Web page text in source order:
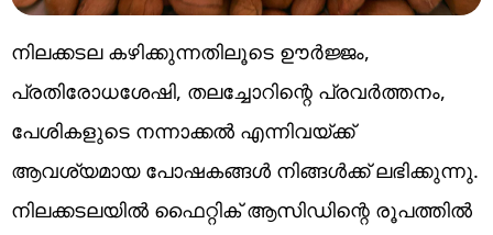
നിലക്കടല കഴിക്കുന്നതിലൂടെ ഊർജ്ജം,
പ്രതിരോധശേഷി, തലച്ചോറിന്റെ പ്രവർത്തനം,
പേശികളുടെ നന്നാക്കൽ എന്നിവയ്ക്ക്
ആവശ്യമായ പോഷകങ്ങൾ നിങ്ങൾക്ക് ലഭിക്കുന്നു.
നിലക്കടലയിൽ ഫൈറ്റിക് ആസിഡിന്റെ രൂപത്തിൽ